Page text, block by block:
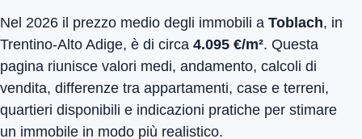
Nel 2026 il prezzo medio degli immobili a Toblach, in
Trentino-Alto Adige, è di circa 4.095 €/m². Questa
pagina riunisce valori medi, andamento, calcoli di
vendita, differenze tra appartamenti, case e terreni,
quartieri disponibili e indicazioni pratiche per stimare
un immobile in modo più realistico.